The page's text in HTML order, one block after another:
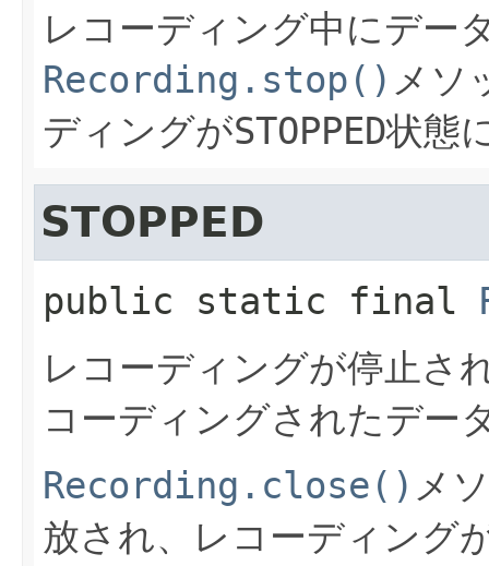
レコーディング中にデー
Recording.stop() メソ
ディングがSTOPPED状態
STOPPED
public static final
レコーディングが停止さ
コーディングされたデー
Recording.close() メ
放され、レコーディング